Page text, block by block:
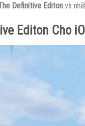
Definitive Editon và
Editon Cho